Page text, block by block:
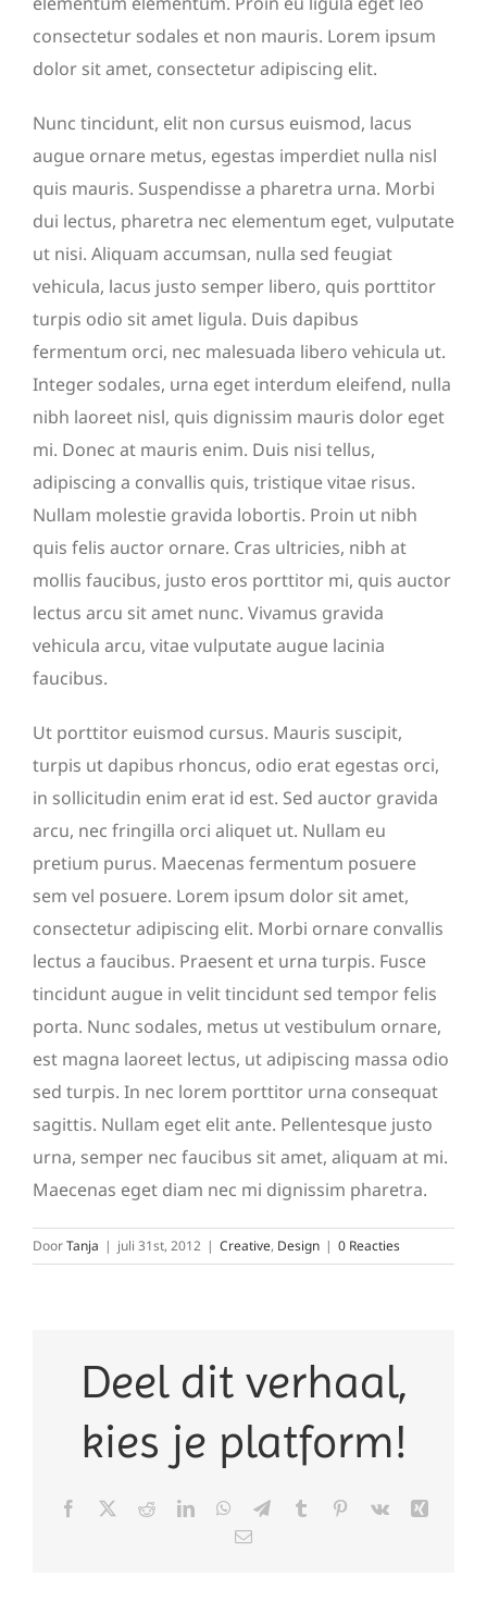
consectetur sodales et non mauris. Lorem ipsum
dolor sit amet, consectetur adipiscing elit.
Nunc tincidunt, elit non cursus euismod, lacus
augue ornare metus, egestas imperdiet nulla nisl
quis mauris. Suspendisse a pharetra urna. Morbi
dui lectus, pharetra nec elementum eget, vulputate
ut nisi. Aliquam accumsan, nulla sed feugiat
vehicula, lacus justo semper libero, quis porttitor
turpis odio sit amet ligula. Duis dapibus
fermentum orci, nec malesuada libero vehicula ut.
Integer sodales, urna eget interdum eleifend, nulla
nibh laoreet nisl, quis dignissim mauris dolor eget
mi. Donec at mauris enim. Duis nisi tellus,
adipiscing a convallis quis, tristique vitae risus.
Nullam molestie gravida lobortis. Proin ut nibh
quis felis auctor ornare. Cras ultricies, nibh at
mollis faucibus, justo eros porttitor mi, quis auctor
lectus arcu sit amet nunc. Vivamus gravida
vehicula arcu, vitae vulputate augue lacinia
faucibus.
Ut porttitor euismod cursus. Mauris suscipit,
turpis ut dapibus rhoncus, odio erat egestas orci,
in sollicitudin enim erat id est. Sed auctor gravida
arcu, nec fringilla orci aliquet ut. Nullam eu
pretium purus. Maecenas fermentum posuere
sem vel posuere. Lorem ipsum dolor sit amet,
consectetur adipiscing elit. Morbi ornare convallis
lectus a faucibus. Praesent et urna turpis. Fusce
tincidunt augue in velit tincidunt sed tempor felis
porta. Nunc sodales, metus ut vestibulum ornare,
est magna laoreet lectus, ut adipiscing massa odio
sed turpis. In nec lorem porttitor urna consequat
sagittis. Nullam eget elit ante. Pellentesque justo
urna, semper nec faucibus sit amet, aliquam at mi.
Maecenas eget diam nec mi dignissim pharetra.
DoorTanja | juli 31st, 2012 | Creative, Design | 0 Reacties
Deel dit verhaal,
kies je platform!
Facebook RedditLinkedInWhatsApp
TelegramTumblr Pinterest
Vk
E-